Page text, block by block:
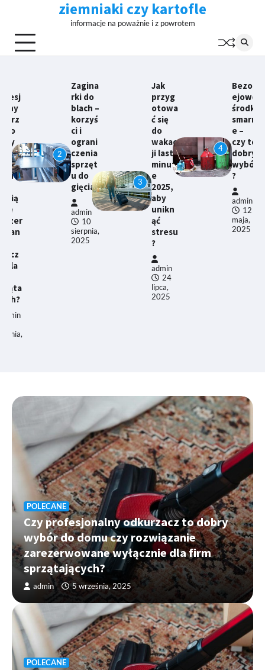
content
ziemniaki czy kartofle
informacje na poważnie i z powrotem
do
–
3
Jak
przyg
otowa
ć się
do
wakac
ji last
minut
e
2025,
aby
unikn
ąć
stresu
?
Bezol
ejowe
środki
smarn
e –
czy to
dobry
wybór
?
admin
12
maja,
2025
5
Co
wpły
wa na
wytrz
ymało
ść
tulei
tektur
owych
?
admin
6
maja,
POLECANE
Czy profesjonalny odkurzacz to dobry
wybór do domu czy rozwiązanie
zarezerwowane wyłącznie dla firm
sprzątających?
admin 5 września, 2025
POLECANE